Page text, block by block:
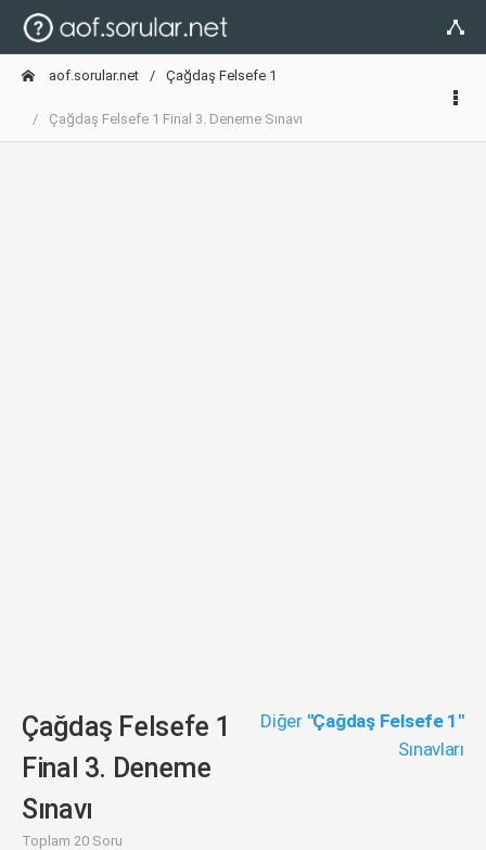
aof.sorular.net Çağdaş Felsefe 1
Çağdaş Felsefe 1 Final 3. Deneme Sınavı
Çağdaş Felsefe 1
Final 3. Deneme
Sınavı
Toplam 20 Soru
Diğer "Çağdaş Felsefe 1"
Sınavları